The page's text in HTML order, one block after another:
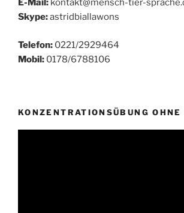
E-Mail: kontakt@mensch-tier-
Skype:astridbiallawons
Telefon: 0221/2929464
Mobil: 0178/6788106
KONZENTRATIONSÜBUNG OHNE